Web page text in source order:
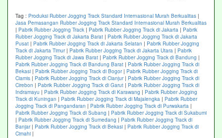
Tag : Produksi Rubber Jogging Track Standard Internasional Murah Berkualitas |
Jasa Pemasangan Rubber Jogging Track Standard Internasional Murah Berkualitas
| Pabrik Rubber Jogging Track | Pabrik Rubber Jogging Track di Jakarta | Pabrik
Rubber Jogging Track di Jakarta Barat | Pabrik Rubber Jogging Track di Jakarta
Pusat | Pabrik Rubber Jogging Track di Jakarta Selatan | Pabrik Rubber Jogging
Track di Jakarta Timur| Pabrik Rubber Jogging Track di Jakarta Utara | Pabrik
Rubber Jogging Track di Jawa Barat | Pabrik Rubber Jogging Track di Bandung |
Pabrik Rubber Jogging Track di Bandung Barat | Pabrik Rubber Jogging Track di
Bekasi | Pabrik Rubber Jogging Track di Bogor| Pabrik Rubber Jogging Track di
Ciamis | Pabrik Rubber Jogging Track di Cianjur| Pabrik Rubber Jogging Track di
Cirebon | Pabrik Rubber Jogging Track di Garut | Pabrik Rubber Jogging Track di
Indramayu | Pabrik Rubber Jogging Track di Karawang | Pabrik Rubber Jogging
Track di Kuningan | Pabrik Rubber Jogging Track di Majalengka | Pabrik Rubber
Jogging Track di Pangandaran | Pabrik Rubber Jogging Track di Purwakarta |
Pabrik Rubber Jogging Track di Subang | Pabrik Rubber Jogging Track di Sukabumi
| Pabrik Rubber Jogging Track di Sumedang | Pabrik Rubber Jogging Track di
Banjar| Pabrik Rubber Jogging Track di Bekasi | Pabrik Rubber Jogging Track di
Cimahi |